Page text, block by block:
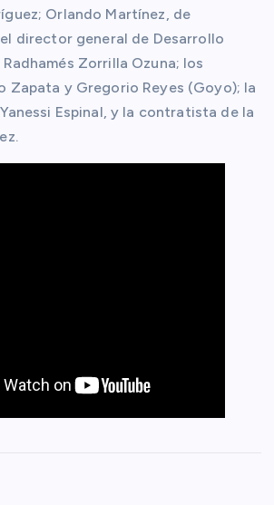
Orlando Martínez, de
director general de Desarrollo
Zorrilla Ozuna; los
Zapata y Gregorio Reyes (Goyo); la
Espinal, y la contratista de la